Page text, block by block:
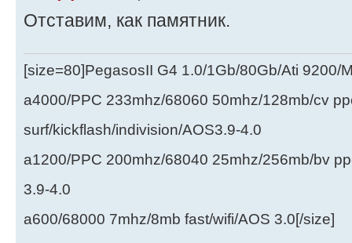
Отставим, как памятник.
[size=80]PegasosII G4 1.0/1Gb/80Gb/Ati 9200/
a4000/PPC 233mhz/68060 50mhz/128mb/cv
surf/kickflash/indivision/AOS3.9-4.0
a1200/PPC 200mhz/68040 25mhz/256mb/bv
3.9-4.0
a600/68000 7mhz/8mb fast/wifi/AOS 3.0[/size]